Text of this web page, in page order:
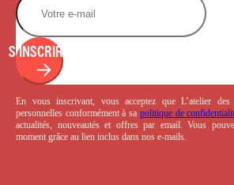
S'INSCRIRE
En vous inscrivant, vous acceptez que L’atelier
personnelles conformément à sa politique de
actualités, nouveautés et offres par email. Vous
moment grâce au lien inclus dans nos e-mails.